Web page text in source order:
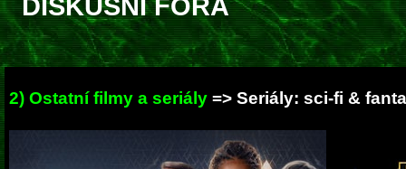
DISKUSNÍ FÓRA
2) Ostatní filmy a seriály => Seriály: sci-fi &